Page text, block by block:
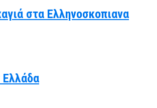
στα Ελληνοσκοπιανα